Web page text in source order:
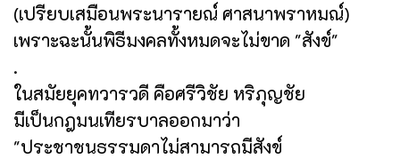
(เปรียบเสมือนพระนารายณ์ ศาสนาพราหมณ์)
เพราะฉะนั้นพิธีมงคลทั้งหมดจะไม่ขาด "สังข์"
.
ในสมัยยุคทวารวดี คือศรีวิชัย หริภุญชัย
มีเป็นกฎมนเทียรบาลออกมาว่า
"ประชาชนธรรมดาไม่สามารถมีสังข์